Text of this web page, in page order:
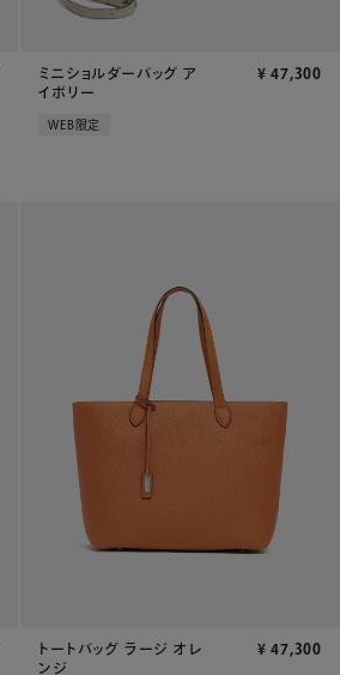
ミニショルダーバッグ ア
イボリー
¥ 47,300
WEB限定
トートバッグ ラージ オレ
ンジ
¥ 47,300